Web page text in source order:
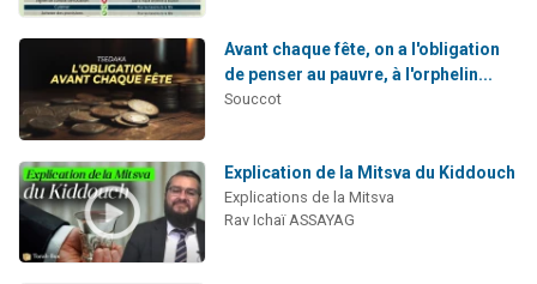
Avant chaque fête, on a l'obligation
de penser au pauvre, à l'orphelin...
Souccot
Explication de la Mitsva du Kiddouch
Explications de la Mitsva
Rav Ichaï ASSAYAG